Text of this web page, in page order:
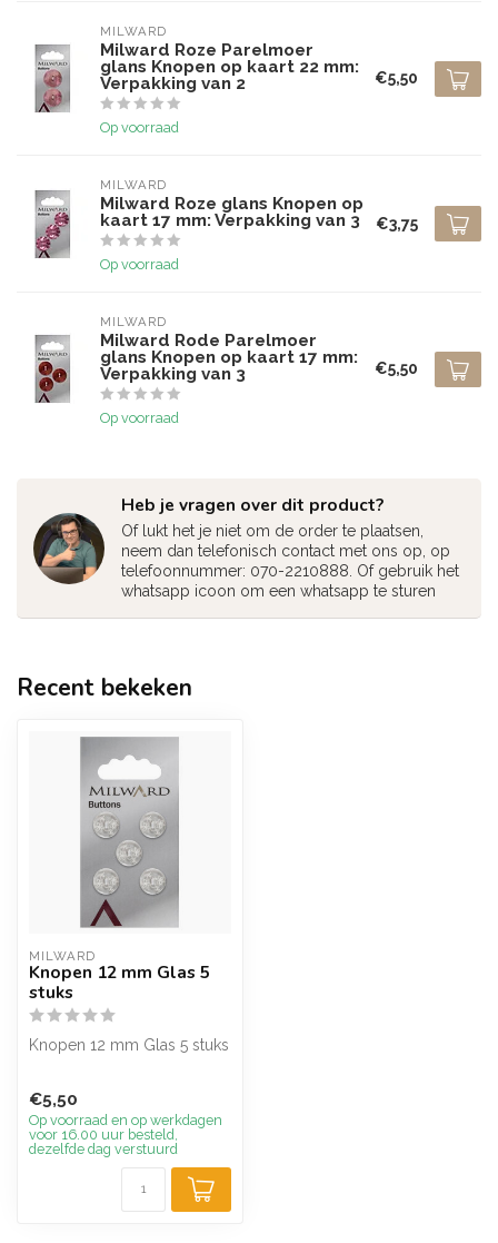
MILWARD
Milward Roze Parelmoer
glans Knopen op kaart 22 mm:
Verpakking van 2
Op voorraad
€5,50
MILWARD
Milward Roze glans Knopen op
kaart 17 mm: Verpakking van 3
Op voorraad
€3,75
MILWARD
Milward Rode Parelmoer
glans Knopen op kaart 17 mm:
Verpakking van 3
Op voorraad
€5,50
Heb je vragen over dit product?
Of lukt het je niet om de order te plaatsen,
neem dan telefonisch contact met ons op, op
telefoonnummer: 070-2210888. Of gebruik het
whatsapp icoon om een whatsapp te sturen
Recent bekeken
MILWARD
Knopen 12 mm Glas 5
stuks
Knopen 12 mm Glas 5 stuks
€5,50
Op voorraad en op werkdagen
voor 16.00 uur besteld,
dezelfde dag verstuurd